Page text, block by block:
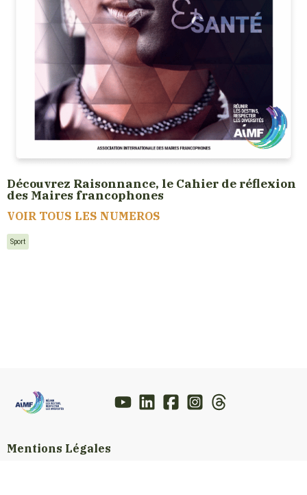
Découvrez Raisonnance, le Cahier de réflexion
des Maires francophones
VOIR TOUS LES NUMEROS
Sport
Mentions Légales